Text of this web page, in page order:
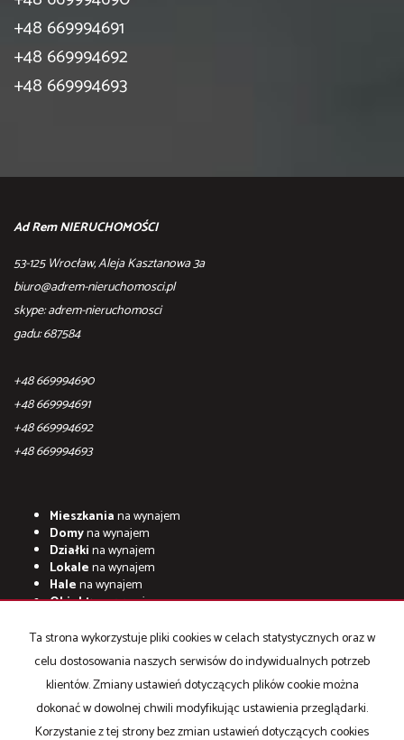
+48 669994691
+48 669994692
+48 669994693
Ad Rem NIERUCHOMOŚCI
53-125 Wrocław, Aleja Kasztanowa 3a
biuro@adrem-nieruchomosci.pl
skype: adrem-nieruchomosci
gadu: 687584
+48 669994690
+48 669994691
+48 669994692
+48 669994693
Mieszkaniana wynajem
Domyna wynajem
Działkina wynajem
Lokalena wynajem
Halena wynajem
Obiektyna wynajem
Mieszkaniana sprzedaż
na sprzedaż
Działkina sprzedaż
Lokalena sprzedaż
Halena sprzedaż
Obiektyna sprzedaż
Ta strona wykorzystuje pliki cookies w celach statystycznych oraz w
celu dostosowania naszych serwisów do indywidualnych potrzeb
klientów. Zmiany ustawień dotyczących plików cookie można
dokonać w dowolnej chwili modyfikując ustawienia przeglądarki.
Korzystanie z tej strony bez zmian ustawień dotyczących cookies